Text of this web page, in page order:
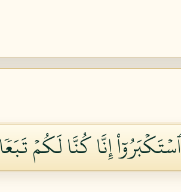
إِنَّا كُنَّا لَكُمۡ